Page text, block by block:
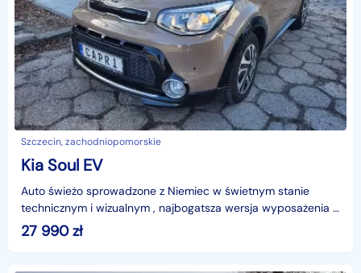
Szczecin, zachodniopomorskie
Kia Soul EV
Auto świeżo sprowadzone z Niemiec w świetnym stanie
technicznym i wizualnym , najbogatsza wersja wyposażenia ,
serwisowany w ASO Kia do samego końca - ostatni s
27 990zł